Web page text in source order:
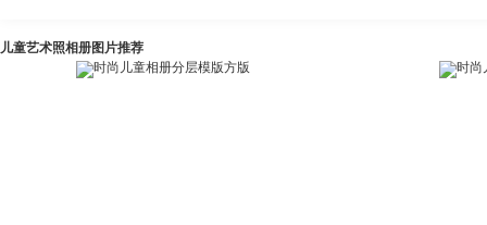
儿童艺术照相册图片推荐